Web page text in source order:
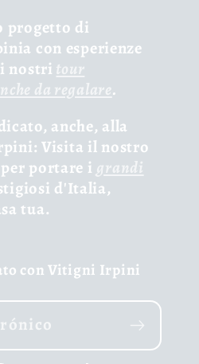
progetto di
con esperienze
nostri tour
da regalare.
anche, alla
Visita il nostro
per portare i grandi
d'Italia,
tua.
con Vitigni Irpini